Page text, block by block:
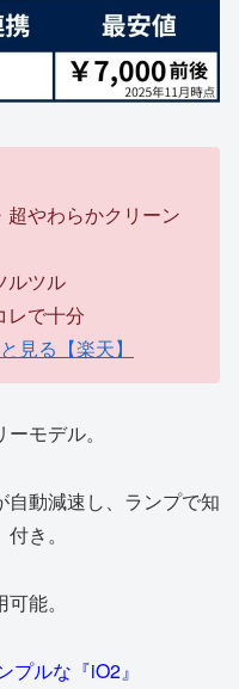
超やわらかクリーン
ルツル
レで十分
見る【楽天】
モデル。
動減速し、ランプで知
付き。
能。
ルな『iO2』